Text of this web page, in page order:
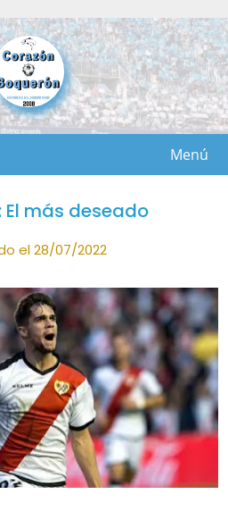
Menú
El más deseado
el 28/07/2022